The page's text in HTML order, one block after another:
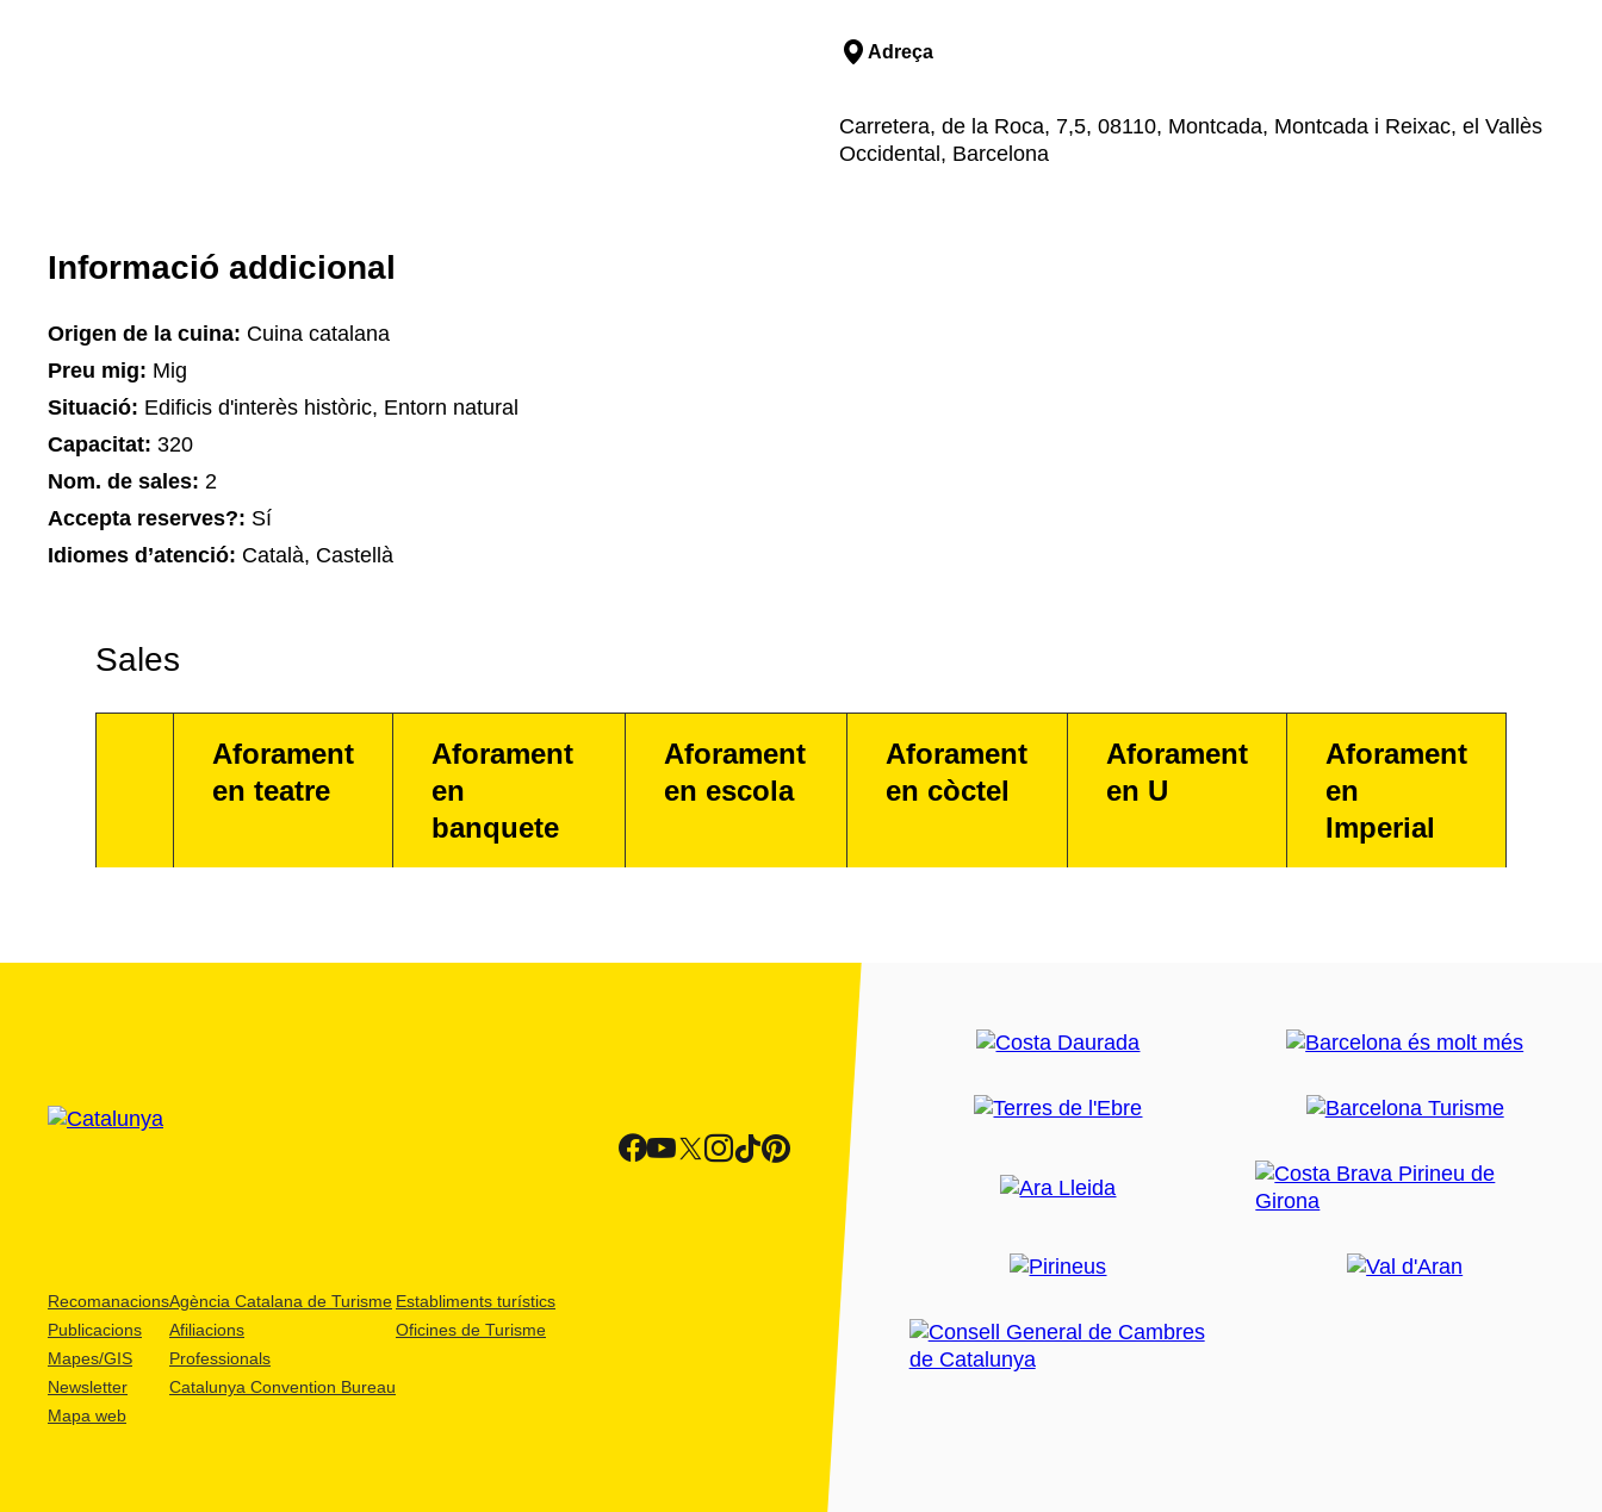
Adreça
Carretera, de la Roca, 7,5, 08110, Montcada, Montcada i Reixac, el Vallès
Occidental, Barcelona
Informació addicional
Origen de la cuina: Cuina catalana
Preu mig: Mig
Situació: Edificis d'interès històric, Entorn natural
Capacitat: 320
Nom. de sales: 2
Accepta reserves?: Sí
Idiomes d’atenció: Català, Castellà
Sales
Aforament
en teatre
Aforament
en
banquete
Aforament
en escola
Aforament
en còctel
Aforament
en U
Aforament
en
Imperial
Recomanacions
Publicacions
Mapes/GIS
Newsletter
Mapa web
Agència Catalana de Turisme
Afiliacions
Professionals
Catalunya Convention Bureau
Establiments turístics
Oficines de Turisme